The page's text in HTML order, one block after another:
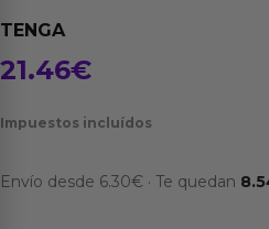
TENGA
21.46€
Impuestos incluídos
Envío desde 6.30€ · Te quedan